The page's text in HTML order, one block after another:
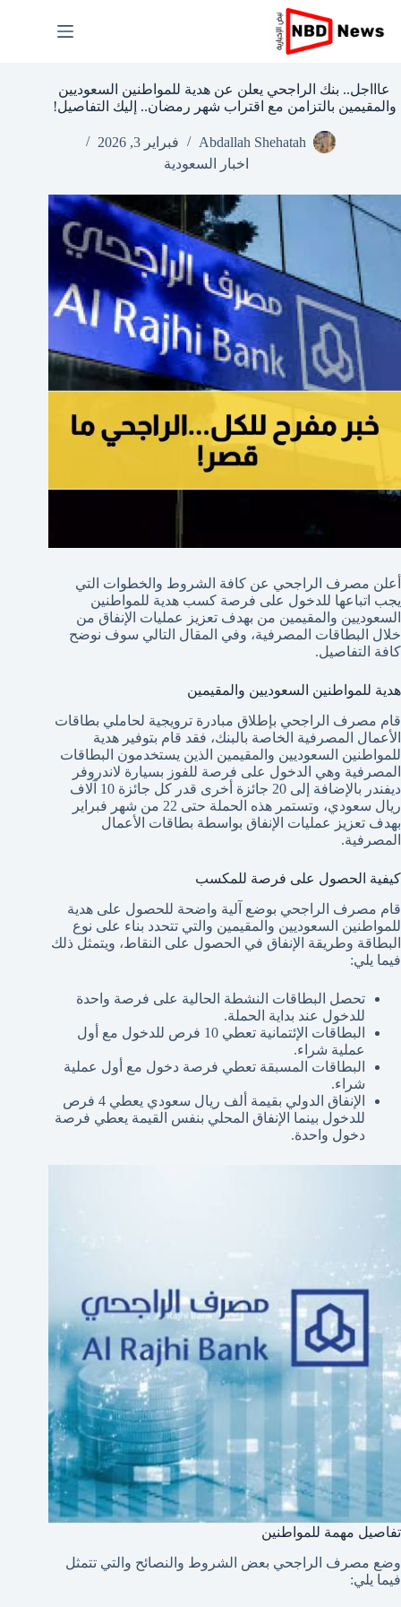
إلى
المحتوى
عاااجل.. بنك الراجحي يعلن عن هدية للمواطنين السعوديين
والمقيمين بالتزامن مع اقتراب شهر رمضان.. إليك التفاصيل!
Abdallah Shehatah
فبراير 3, 2026
اخبار السعودية
أعلن مصرف الراجحي عن كافة الشروط والخطوات التي
يجب اتباعها للدخول على فرصة كسب هدية للمواطنين
السعوديين والمقيمين من بهدف تعزيز عمليات الإنفاق من
خلال البطاقات المصرفية، وفي المقال التالي سوف نوضح
كافة التفاصيل.
هدية للمواطنين السعوديين والمقيمين
قام مصرف الراجحي بإطلاق مبادرة ترويجية لحاملي بطاقات
الأعمال المصرفية الخاصة بالبنك، فقد قام بتوفير هدية
للمواطنين السعوديين والمقيمين الذين يستخدمون البطاقات
المصرفية وهي الدخول على فرصة للفوز بسيارة لاندروفر
ديفندر بالإضافة إلى 20 جائزة أخرى قدر كل جائزة 10 آلاف
ريال سعودي، وتستمر هذه الحملة حتى 22 من شهر فبراير
بهدف تعزيز عمليات الإنفاق بواسطة بطاقات الأعمال
المصرفية.
كيفية الحصول على فرصة للمكسب
قام مصرف الراجحي بوضع آلية واضحة للحصول على هدية
للمواطنين السعوديين والمقيمين والتي تتحدد بناء على نوع
البطاقة وطريقة الإنفاق في الحصول على النقاط، ويتمثل ذلك
فيما يلي:
تحصل البطاقات النشطة الحالية على فرصة واحدة
للدخول عند بداية الحملة.
البطاقات الإئتمانية تعطي 10 فرص للدخول مع أول
عملية شراء.
البطاقات المسبقة تعطي فرصة دخول مع أول عملية
شراء.
الإنفاق الدولي بقيمة ألف ريال سعودي يعطي 4 فرص
للدخول بينما الإنفاق المحلي بنفس القيمة يعطي فرصة
دخول واحدة.
تفاصيل مهمة للمواطنين
وضع مصرف الراجحي بعض الشروط والنصائح والتي تتمثل
فيما يلي: